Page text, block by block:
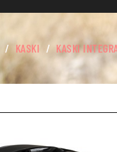
KASKI KASKI